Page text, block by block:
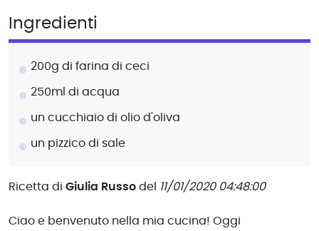
Ricetta di Giulia Russo del 11/01/2020 04:48:00
Ciao e benvenuto nella mia cucina! Oggi
Ingredienti
200g di farina di ceci
250ml di acqua
un cucchiaio di olio d'oliva
un pizzico di sale